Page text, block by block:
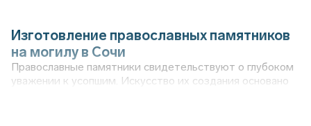
Изготовление православных памятников
на могилу в Сочи
Православные памятники свидетельствуют о глубоком
уважении к усопшим. Искусство их создания основано